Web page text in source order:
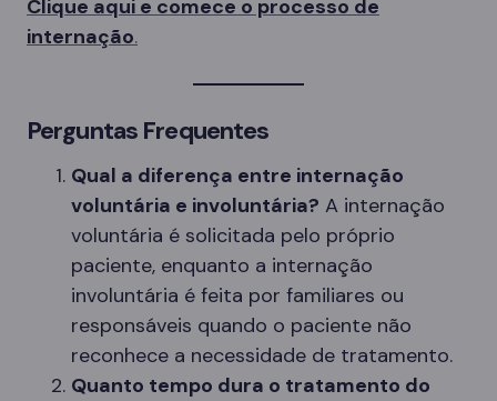
Clique aqui e comece o processo de
internação.
Perguntas Frequentes
Qual a diferença entre internação
voluntária e involuntária? A internação
voluntária é solicitada pelo próprio
paciente, enquanto a internação
involuntária é feita por familiares ou
responsáveis quando o paciente não
reconhece a necessidade de tratamento.
Quanto tempo dura o tratamento do